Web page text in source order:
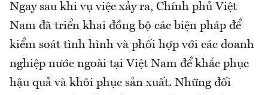
Ngay sau khi vụ việc xảy ra, Chính phủ Việt
Nam đã triển khai đồng bộ các biện pháp để
kiểm soát tình hình và phối hợp với các doanh
nghiệp nước ngoài tại Việt Nam để khắc phục
hậu quả và khôi phục sản xuất. Những đối